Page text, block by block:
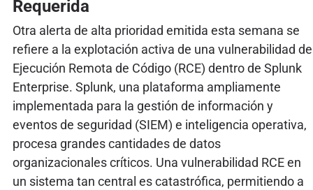
Requerida
Otra alerta de alta prioridad emitida esta semana se
refiere a la explotación activa de una vulnerabilidad de
Ejecución Remota de Código (RCE) dentro de Splunk
Enterprise. Splunk, una plataforma ampliamente
implementada para la gestión de información y
eventos de seguridad (SIEM) e inteligencia operativa,
procesa grandes cantidades de datos
organizacionales críticos. Una vulnerabilidad RCE en
un sistema tan central es catastrófica, permitiendo a